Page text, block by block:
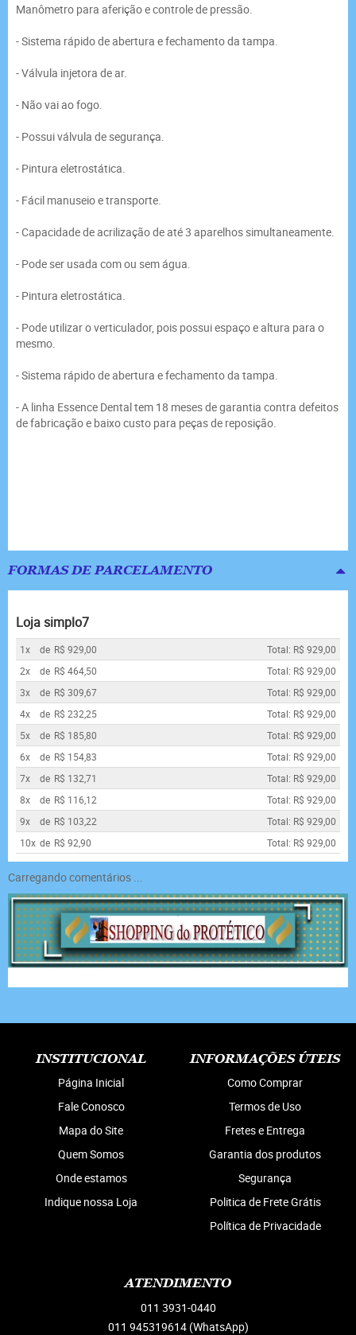
Manômetro para aferição e controle de pressão.
- Sistema rápido de abertura e fechamento da tampa.
- Válvula injetora de ar.
- Não vai ao fogo.
- Possui válvula de segurança.
- Pintura eletrostática.
- Fácil manuseio e transporte.
- Capacidade de acrilização de até 3 aparelhos simultaneamente.
- Pode ser usada com ou sem água.
- Pintura eletrostática.
- Pode utilizar o verticulador, pois possui espaço e altura para o
mesmo.
- Sistema rápido de abertura e fechamento da tampa.
- A linha Essence Dental tem 18 meses de garantia contra defeitos
de fabricação e baixo custo para peças de reposição.
FORMAS DE PARCELAMENTO
Loja simplo7
1x de R$ 929,00
Total: R$ 929,00
2x
de R$ 464,50
Total: R$ 929,00
3x
de R$ 309,67
Total: R$ 929,00
4x
de R$ 232,25
Total: R$ 929,00
5x
de R$ 185,80
Total: R$ 929,00
6x
de R$ 154,83
Total: R$ 929,00
7x
de R$ 132,71
Total: R$ 929,00
8x
de R$ 116,12
Total: R$ 929,00
9x
de R$ 103,22
Total: R$ 929,00
10x de R$ 92,90 Total: R$ 929,00
Carregando comentários ...
INSTITUCIONAL
Página Inicial
Fale Conosco
Mapa do Site
Quem Somos
Onde estamos
Indique nossa Loja
INFORMAÇÕES ÚTEIS
Como Comprar
Termos de Uso
Fretes e Entrega
Garantia dos produtos
Segurança
Politica de Frete Grátis
Política de Privacidade
ATENDIMENTO
011 3931-0440
011 945319614 (WhatsApp)